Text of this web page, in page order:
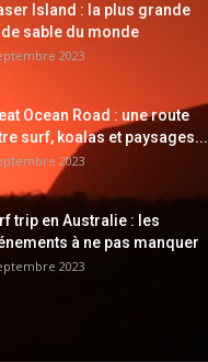
Island : la plus grande
sable du monde
2023
Ocean Road : une route
surf, koalas et paysages...
2023
trip en Australie : les
à ne pas manquer
2023